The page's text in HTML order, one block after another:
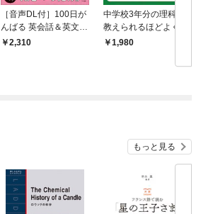
［音声DL付］100日が
んばる 英会話＆英文法
まるごとドリル
2,310
中学校3年分の理科が
教えられるほどよくわ
かる1,980
もっと見る